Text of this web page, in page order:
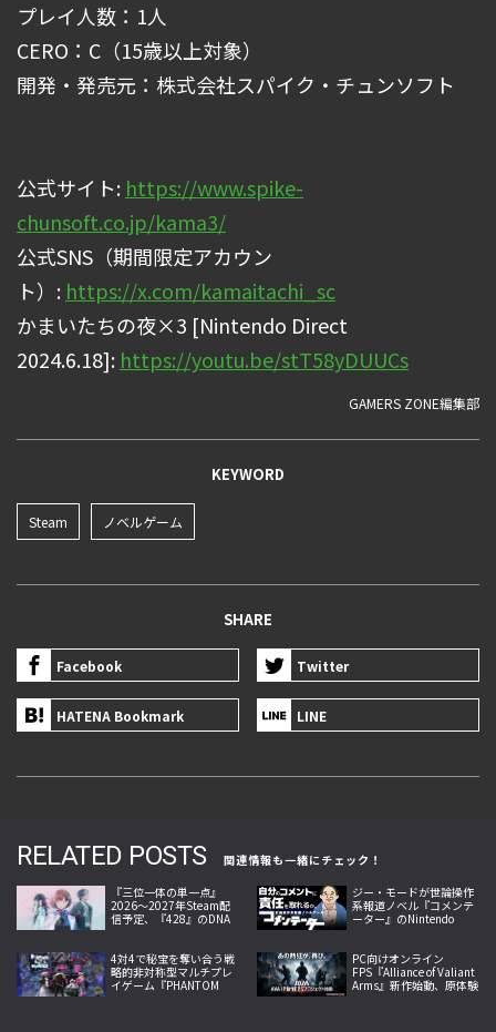
プレイ人数：1人
CERO：C（15歳以上対象）
開発・発売元：株式会社スパイク・チュンソフト
公式サイト: https://www.spike-
chunsoft.co.jp/kama3/
公式SNS（期間限定アカウン
ト）: https://x.com/kamaitachi_sc
かまいたちの夜×3 [Nintendo Direct
2024.6.18]: https://youtu.be/stT58yDUUCs
GAMERS ZONE編集部
KEYWORD
Steam ノベルゲーム
SHARE
Facebook Twitter
HATENA Bookmark LINE
RELATED POSTS
関連情報も一緒にチェック！
『三位一体の単一点』
2026〜2027年Steam配
信予定、『428』のDNA
ジー・モードが世論操作
系報道ノベル『コメンテ
ーター』のNintendo
4対4で秘宝を奪い合う戦
略的非対称型マルチプレ
イゲーム『PHANTOM
PC向けオンライン
FPS『Alliance of Valiant
Arms』新作始動、原体験